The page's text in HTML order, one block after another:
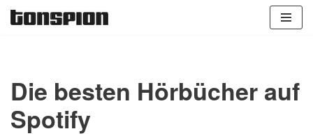
Die besten Hörbücher auf
Spotify